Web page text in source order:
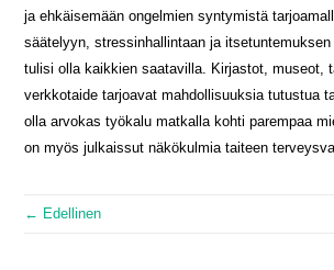
ja ehkäisemään ongelmien syntymistä
säätelyyn, stressinhallintaan ja
tulisi olla kaikkien saatavilla. Kirjastot, museot,
verkkotaide tarjoavat mahdollisuuksia tutustua
olla arvokas työkalu matkalla kohti parempaa
on myös julkaissut näkökulmia taiteen
← Edellinen